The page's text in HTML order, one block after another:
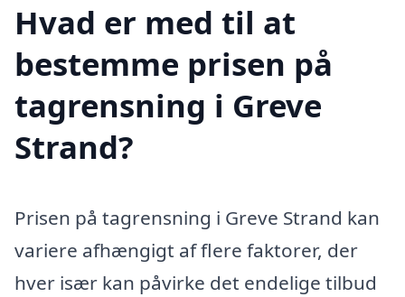
Hvad er med til at
bestemme prisen på
tagrensning i Greve
Strand?
Prisen på tagrensning i Greve Strand kan
variere afhængigt af flere faktorer, der
hver især kan påvirke det endelige tilbud